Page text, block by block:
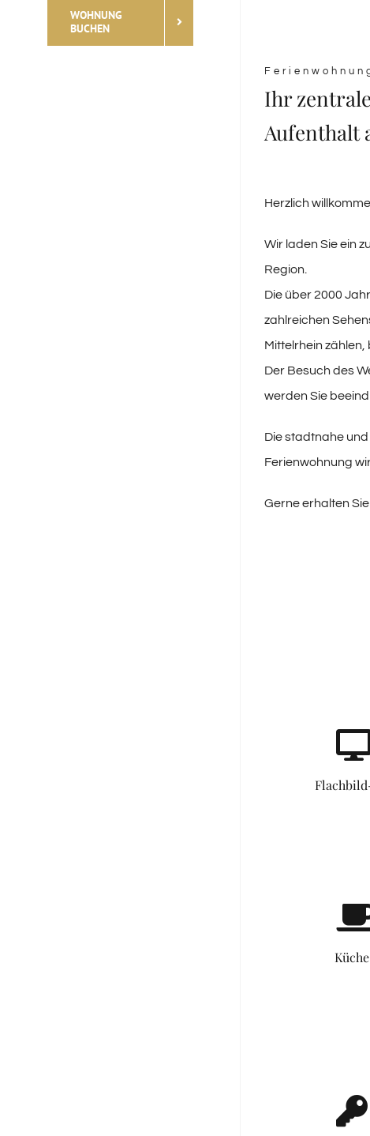
WOHNUNG
BUCHEN
Ihr
Aufenthalt
Herzlich
Wir laden Sie ein
Region.
Die über 2000
zahlreichen
Mittelrhein zählen,
Der Besuch des
werden Sie
Die stadtnahe
Ferienwohnung
Gerne erhalten
Küche